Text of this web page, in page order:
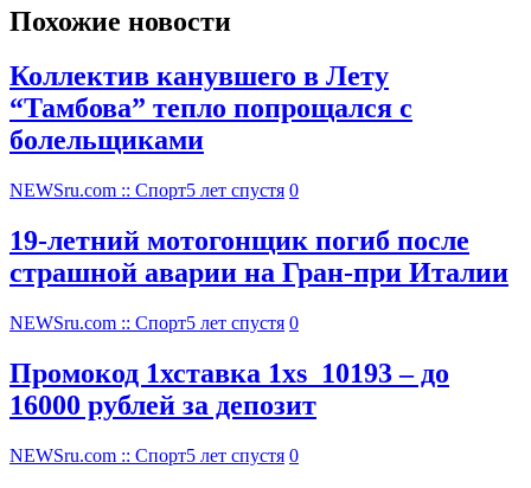
Похожие новости
Коллектив канувшего в Лету
“Тамбова” тепло попрощался с
болельщиками
NEWSru.com :: Спорт5 лет спустя 0
19-летний мотогонщик погиб после
страшной аварии на Гран-при Италии
NEWSru.com :: Спорт5 лет спустя 0
Промокод 1хставка 1xs_10193 – до
16000 рублей за депозит
NEWSru.com :: Спорт5 лет спустя 0